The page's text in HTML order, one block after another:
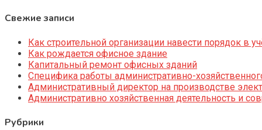
Свежие записи
Как строительной организации навести порядок в
Как рождается офисное здание
Капитальный ремонт офисных зданий
Специфика работы административно-
Административный директор на производстве
Административно хозяйственная деятельность и
Рубрики